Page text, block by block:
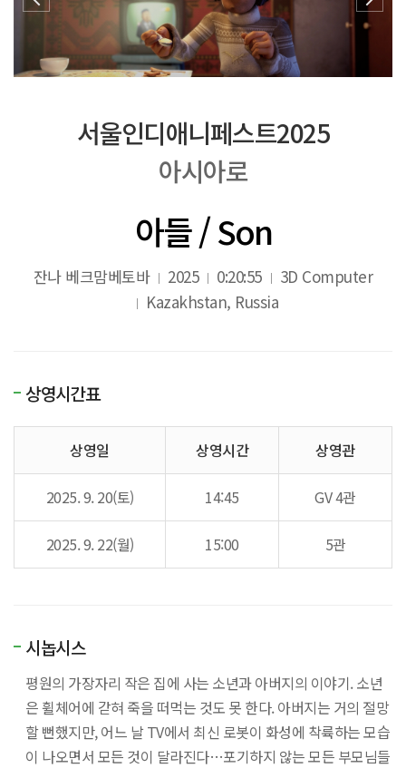
서울인디애니페스트2025
아시아로
아들 / Son
잔나 베크맘베토바 2025 0:20:55
3D Computer
Kazakhstan, Russia
상영시간표
상영일 상영시간 상영관
2025. 9. 20(토) 14:45 GV 4관
2025. 9. 22(월) 15:00 5관
시놉시스
평원의 가장자리 작은 집에 사는 소년과 아버지의 이야기. 소년
은 휠체어에 갇혀 죽을 떠먹는 것도 못 한다. 아버지는 거의 절망
할 뻔했지만, 어느 날 TV에서 최신 로봇이 화성에 착륙하는 모습
이 나오면서 모든 것이 달라진다…포기하지 않는 모든 부모님들